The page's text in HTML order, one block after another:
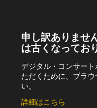
申し訳ありませ
は古くなってお
デジタル・コンサー
ただくために、ブラ
い。
詳細はこちら